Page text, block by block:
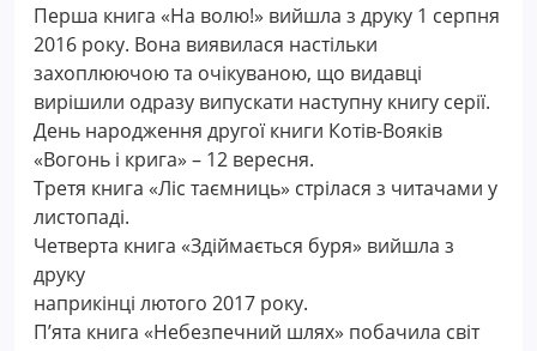
Перша книга «На волю!» вийшла з друку 1 серпня
2016 року. Вона виявилася настільки
захоплюючою та очікуваною, що видавці
вирішили одразу випускати наступну книгу серії.
День народження другої книги Котів-Вояків
«Вогонь і крига» – 12 вересня.
Третя книга «Ліс таємниць» стрілася з читачами у
листопаді.
Четверта книга «Здіймається буря» вийшла з
друку
наприкінці лютого 2017 року.
П’ята книга «Небезпечний шлях» побачила світ